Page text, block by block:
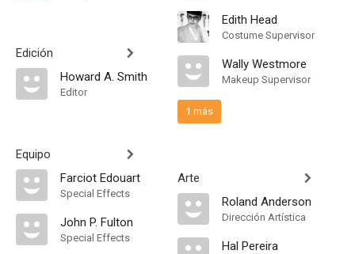
Edición
Howard A. Smith
Editor
Equipo
Farciot Edouart
Special Effects
John P. Fulton
Special Effects
Edith Head
Costume Supervisor
Wally Westmore
Makeup Supervisor
1 más
Arte
Roland Anderson
Dirección Artística
Hal Pereira